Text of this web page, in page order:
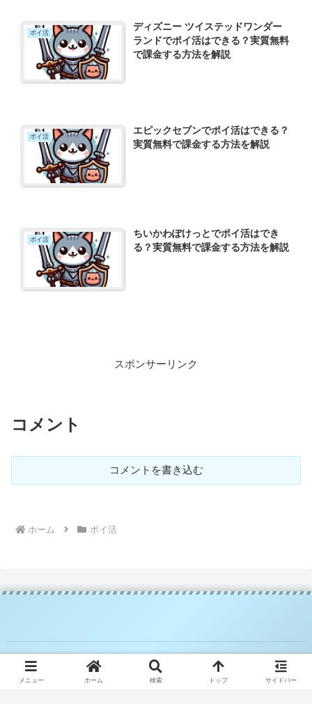
ポイ活
ディズニー ツイステッドワンダー
ランドでポイ活はできる？実質無料
で課金する方法を解説
ポイ活
エピックセブンでポイ活はできる？
実質無料で課金する方法を解説
ポイ活
ちいかわぽけっとでポイ活はでき
る？実質無料で課金する方法を解説
スポンサーリンク
コメント
コメントを書き込む
ホーム ポイ活
© 2025 騎空士ブルーの攻略日記.
メニュー ホーム 検索 トップ サイドバー